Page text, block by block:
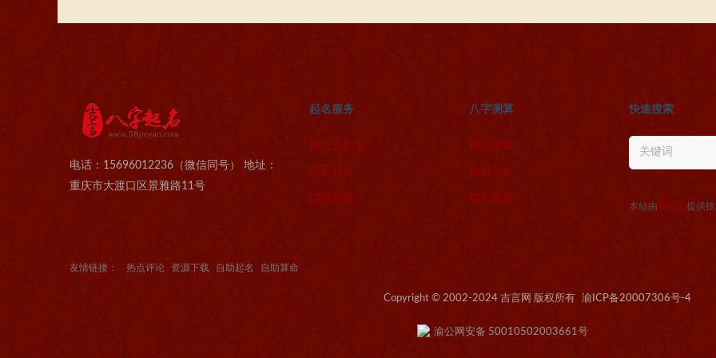
电话：15696012236（微信同号） 地址：
重庆市大渡口区景雅路11号
起名服务
新生儿起名
公司起名
自助起名
八字测算
财运测算
婚姻分析
自助算命
快速搜索
本站由猎狗云提供
友情链接： 热点评论 资源下载 自助起名 自助算命
Copyright © 2002-2024 吉言网 版权所有 渝ICP备20007306号-4
渝公网安备 50010502003661号